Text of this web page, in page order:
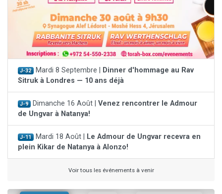
J-32 Mardi 8 Septembre |
Dinner d'hommage au Rav
Sitruk à Londres — 10 ans déjà
J-9 Dimanche 16 Août | Venez rencontrer le Admour
de Ungvar à Natanya!
J-11 Mardi 18 Août |
Le Admour de Ungvar recevra en
plein Kikar de Natanya à Alonzo!
Voir tous les événements à venir